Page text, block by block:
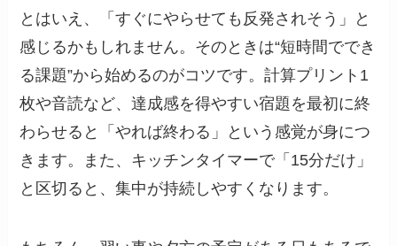
とはいえ、「すぐにやらせても反発されそう」と
感じるかもしれません。そのときは“短時間ででき
る課題”から始めるのがコツです。計算プリント1
枚や音読など、達成感を得やすい宿題を最初に終
わらせると「やれば終わる」という感覚が身につ
きます。また、キッチンタイマーで「15分だけ」
と区切ると、集中が持続しやすくなります。